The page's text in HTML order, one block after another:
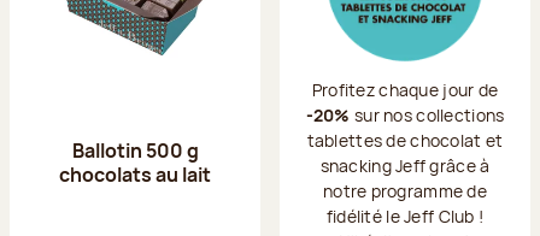
Ballotin 500 g
chocolats au lait
Profitez chaque jour de
-20% sur nos collections
tablettes de chocolat et
snacking Jeff grâce à
notre programme de
fidélité le Jeff Club !